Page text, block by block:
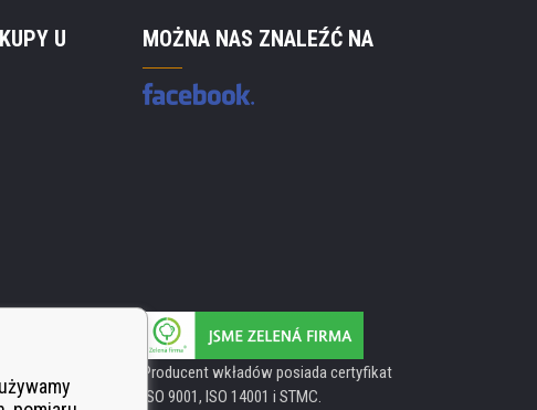
U
MOŻNA NAS ZNALEŹĆ NA
Producent wkładów posiada certyfikat
ISO 9001, ISO 14001 i STMC.